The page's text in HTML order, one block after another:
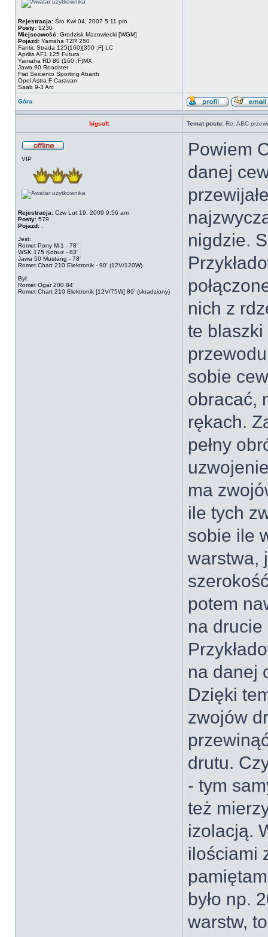
Rejestracja: Śro Kwi 04, 2007 5:11 pm
Posty: 1230
Miejscowość: Grodzisk Mazowiecki [WGM]
Pojazd: Yamaha TZR 250
Fantic Strada 125(160)[350 :F] LC
Aprilia AF1 125 Futura
Yamaha RD 80 (160 :F)MX
Jawa 90 Roadster
Fiat Seicento Sporting Abarth
Opel Astra F Caravan
Saab 9-3 Arc
Góra
bigsoft Temat postu: Re: ABC
VIP
Rejestracja: Czw Lut 19, 2009 9:56 am
Posty: 579
Pojazd:
Jest:
Romet Pony M-1 - 78'
WSK 175 Kobuz - 83'
Jawa 50 Mustang - 78'
Romet Chart 210 Elektronik - 90' (12V/120W)
Był:
Romet Ogar 200 84'
Romet Chart 210 Elektronik [12V/75W] 89' (skradziony)
Powiem
danej
nigdzie.
nich z
te
sobie
obracać,
rękach.
pełny
ma
ile tych
sobie ile
warstwa,
potem
na
na danej
Dzięki
zwojów
drutu.
- tym
też
izolacją.
ilościami
było np.
warstw,